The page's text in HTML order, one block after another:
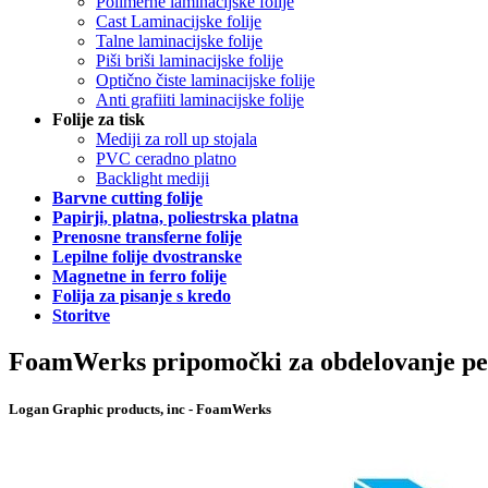
Cast Laminacijske folije
Talne laminacijske folije
Piši briši laminacijske folije
Optično čiste laminacijske folije
Anti grafiiti laminacijske folije
Folije za tisk
Mediji za roll up stojala
PVC ceradno platno
Backlight mediji
Barvne cutting folije
Papirji, platna, poliestrska platna
Prenosne transferne folije
Lepilne folije dvostranske
Magnetne in ferro folije
Folija za pisanje s kredo
Storitve
FoamWerks pripomočki za obdelovanje
Logan Graphic products, inc - FoamWerks